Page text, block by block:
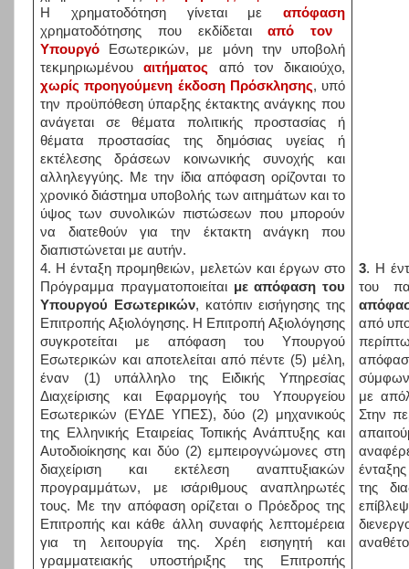
Η χρηματοδότηση γίνεται με απόφαση
χρηματοδότησης που εκδίδεταιαπό τον
Υπουργό
Εσωτερικών, με μόνη την υποβολή
τεκμηριωμένουαιτήματος από τον δικαιούχο,
χωρίς προηγούμενη έκδοση Πρόσκλησης, υπό
την προϋπόθεση ύπαρξης έκτακτης ανάγκης που
ανάγεται σε θέματα πολιτικής προστασίας ή
θέματα προστασίας της δημόσιας υγείας ή
εκτέλεσης δράσεων κοινωνικής συνοχής και
αλληλεγγύης. Με την ίδια απόφαση ορίζονται το
χρονικό διάστημα υποβολής των αιτημάτων και το
ύψος των συνολικών πιστώσεων που μπορούν
να διατεθούν για την έκτακτη ανάγκη που
διαπιστώνεται με αυτήν.
4. Η ένταξη προμηθειών, μελετών και έργων στο
Πρόγραμμα πραγματοποιείται με απόφαση του
Υπουργού Εσωτερικών, κατόπιν εισήγησης της
Επιτροπής Αξιολόγησης. Η Επιτροπή Αξιολόγησης
συγκροτείται με απόφαση του Υπουργού
Εσωτερικών και αποτελείται από πέντε (5) μέλη,
έναν (1) υπάλληλο της Ειδικής Υπηρεσίας
Διαχείρισης και Εφαρμογής του Υπουργείου
Εσωτερικών (ΕΥΔΕ ΥΠΕΣ), δύο (2) μηχανικούς
της Ελληνικής Εταιρείας Τοπικής Ανάπτυξης και
Αυτοδιοίκησης και δύο (2) εμπειρογνώμονες στη
διαχείριση και εκτέλεση αναπτυξιακών
προγραμμάτων, με ισάριθμους αναπληρωτές
τους. Με την απόφαση ορίζεται ο Πρόεδρος της
Επιτροπής και κάθε άλλη συναφής λεπτομέρεια
για τη λειτουργία της. Χρέη εισηγητή και
γραμματειακής υποστήριξης της Επιτροπής
3. Η
του
από
με
Στην
της